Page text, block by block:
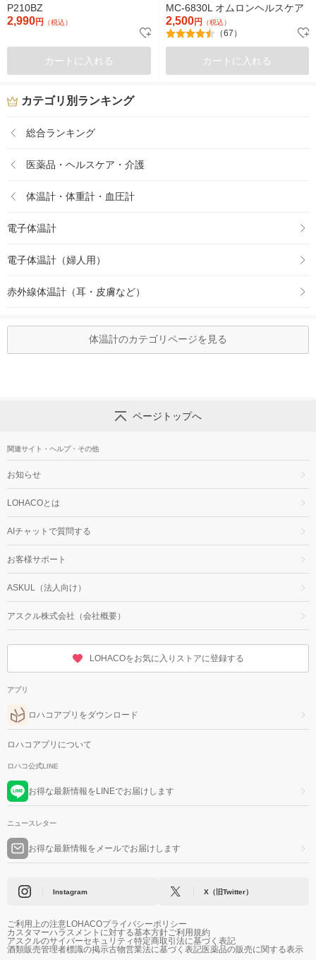
P210BZ
2,990円 （税込）
カートに入れる
MC-6830L オムロンヘルスケア
2,500円 （税込）
（67）
カートに入れる
カテゴリ別ランキング
総合ランキング
医薬品・ヘルスケア・介護
体温計・体重計・血圧計
電子体温計
電子体温計（婦人用）
赤外線体温計（耳・皮膚など）
体温計のカテゴリページを見る
ページトップへ
関連サイト・ヘルプ・その他
お知らせ
LOHACOとは
AIチャットで質問する
お客様サポート
ASKUL（法人向け）
アスクル株式会社（会社概要）
LOHACOをお気に入りストアに登録する
アプリ
ロハコアプリをダウンロード
ロハコアプリについて
ロハコ公式LINE
お得な最新情報をLINEでお届けします
ニュースレター
お得な最新情報をメールでお届けします
Instagram X（旧Twitter）
ご利用上の注意LOHACOプライバシーポリシー
カスタマーハラスメントに対する基本方針ご利用規約
アスクルのサイバーセキュリティ特定商取引法に基づく表記
酒類販売管理者標識の掲示古物営業法に基づく表記医薬品の販売に関する表示